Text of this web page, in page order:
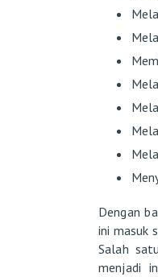
Dengan
ini masuk
Salah
menjadi